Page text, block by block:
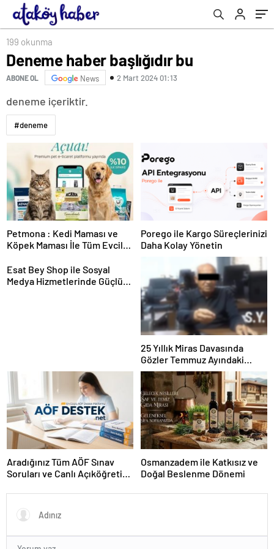
199 okunma
Deneme haber başlığıdır bu
ABONE OL News 2 Mart 2024 01:13
deneme içeriktir.
#deneme
Petmona : Kedi Maması ve
Köpek Maması İle Tüm Evcil
Porego ile Kargo Süreçlerinizi
Daha Kolay Yönetin
Esat Bey Shop ile Sosyal
Medya Hizmetlerinde Güçlü
25 Yıllık Miras Davasında
Gözler Temmuz Ayındaki
Karar Duruşmasına Çevrildi
Aradığınız Tüm AÖF Sınav
Soruları ve Canlı Açıköğretim
Osmanzadem ile Katkısız ve
Doğal Beslenme Dönemi